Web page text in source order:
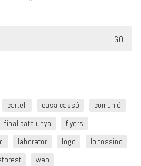
cartell casa cassó
comunió
final catalunya
flyers
laborator logo
lo tossino
web